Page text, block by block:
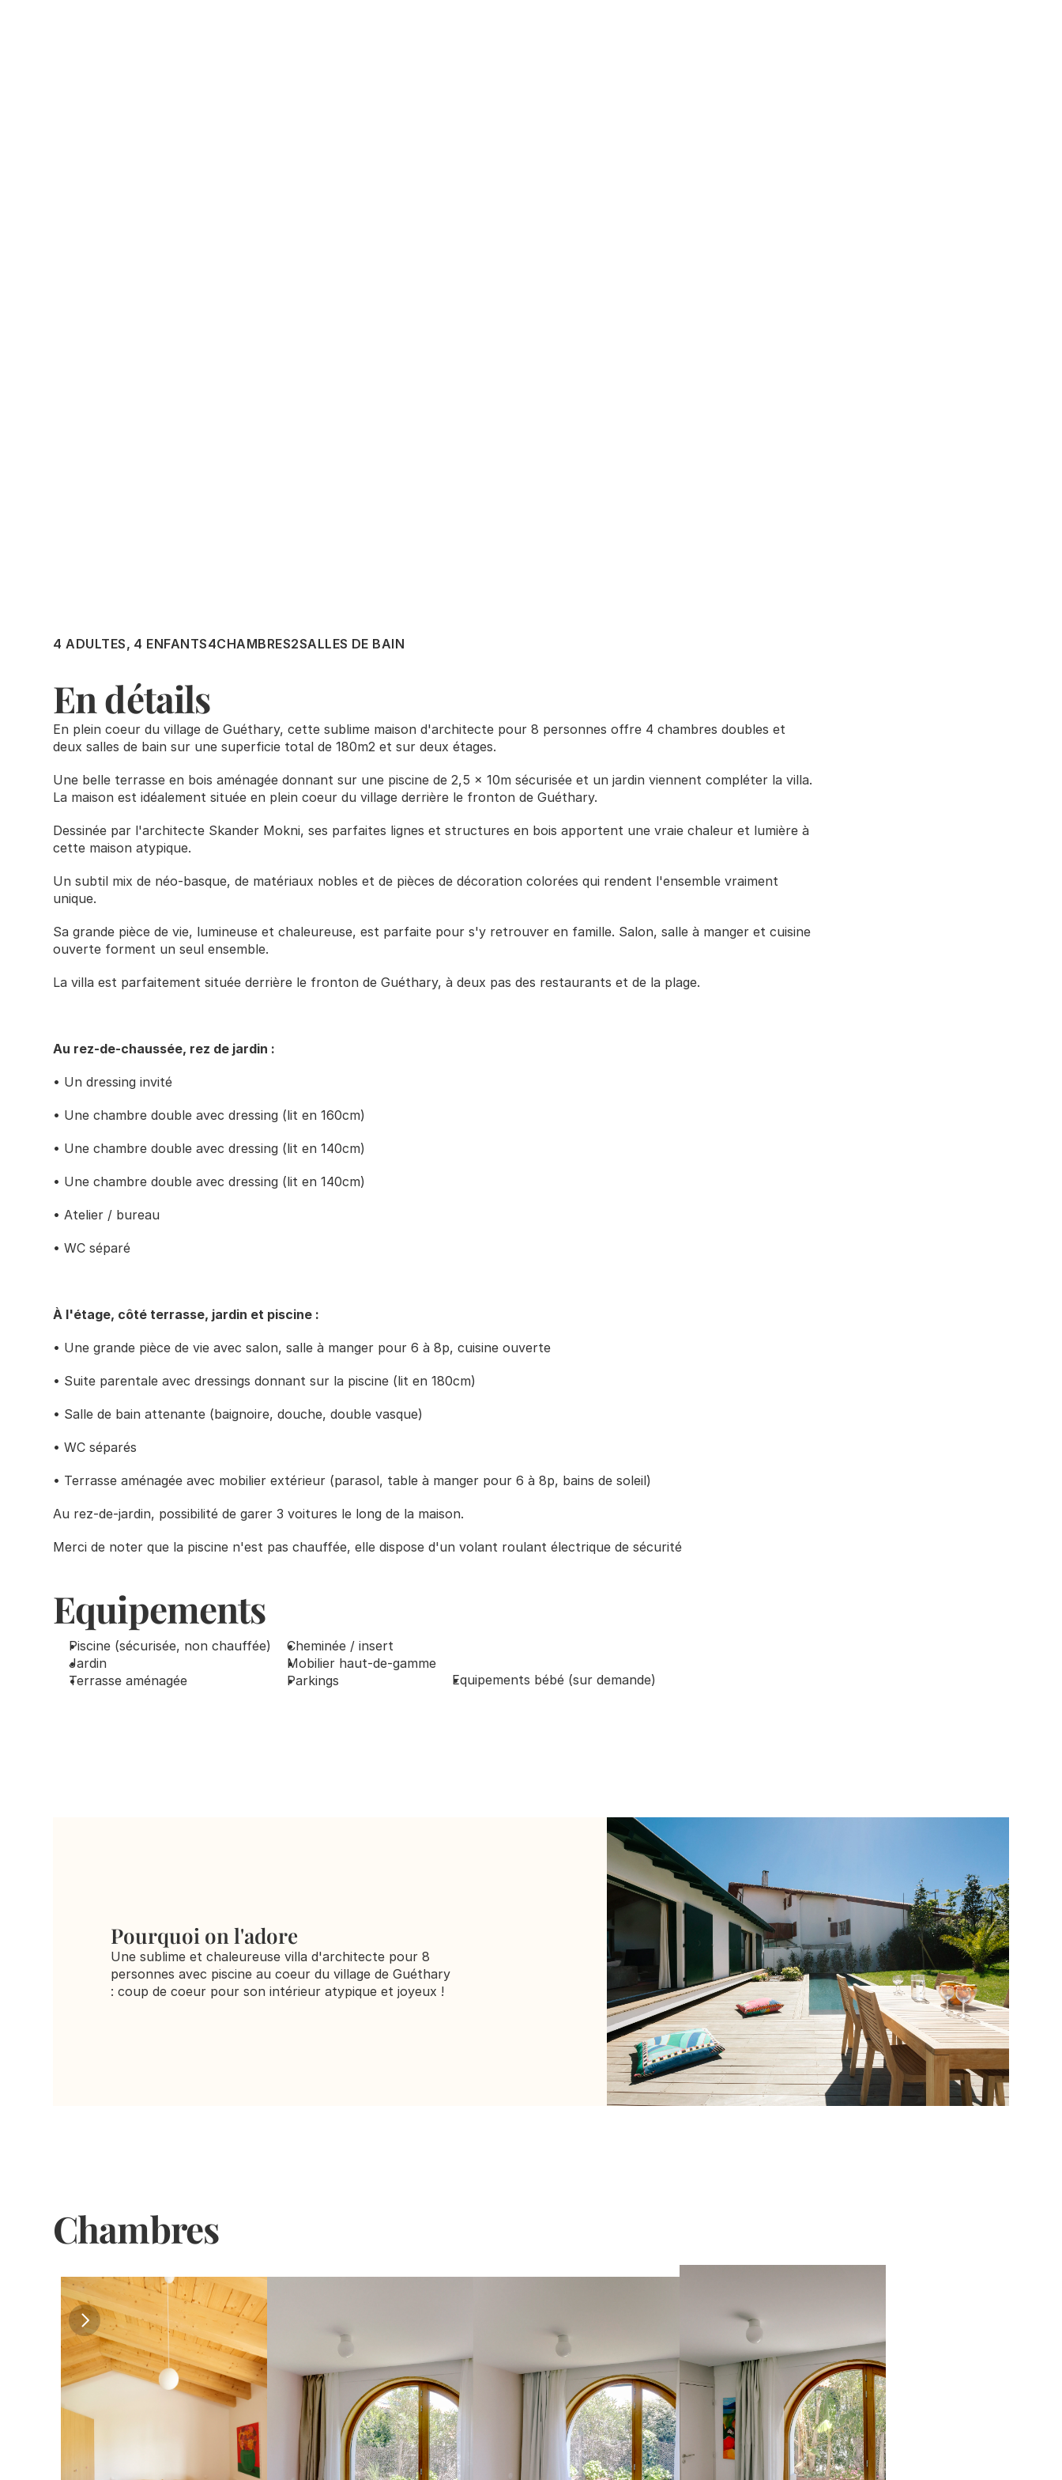
4 ADULTES, 4 ENFANTS4CHAMBRES2SALLES DE BAIN
En détails
En plein coeur du village de Guéthary, cette sublime maison d'architecte pour 8 personnes offre 4 chambres doubles et
deux salles de bain sur une superficie total de 180m2 et sur deux étages.
Une belle terrasse en bois aménagée donnant sur une piscine de 2,5 x 10m sécurisée et un jardin viennent compléter la villa.
La maison est idéalement située en plein coeur du village derrière le fronton de Guéthary.
Dessinée par l'architecte Skander Mokni, ses parfaites lignes et structures en bois apportent une vraie chaleur et lumière à
cette maison atypique.
Un subtil mix de néo-basque, de matériaux nobles et de pièces de décoration colorées qui rendent l'ensemble vraiment
unique.
Sa grande pièce de vie, lumineuse et chaleureuse, est parfaite pour s'y retrouver en famille. Salon, salle à manger et cuisine
ouverte forment un seul ensemble.
La villa est parfaitement située derrière le fronton de Guéthary, à deux pas des restaurants et de la plage.
Au rez-de-chaussée, rez de jardin :
• Un dressing invité
• Une chambre double avec dressing (lit en 160cm)
• Une chambre double avec dressing (lit en 140cm)
• Une chambre double avec dressing (lit en 140cm)
• Atelier / bureau
• WC séparé
À l'étage, côté terrasse, jardin et piscine :
• Une grande pièce de vie avec salon, salle à manger pour 6 à 8p, cuisine ouverte
• Suite parentale avec dressings donnant sur la piscine (lit en 180cm)
• Salle de bain attenante (baignoire, douche, double vasque)
• WC séparés
• Terrasse aménagée avec mobilier extérieur (parasol, table à manger pour 6 à 8p, bains de soleil)
Au rez-de-jardin, possibilité de garer 3 voitures le long de la maison.
Merci de noter que la piscine n'est pas chauffée, elle dispose d'un volant roulant électrique de sécurité
Equipements
Piscine (sécurisée, non chauffée)
Jardin
Terrasse aménagée
Cheminée / insert
Mobilier haut-de-gamme
Parkings
Equipements bébé (sur demande)
Pourquoi on l'adore
Une sublime et chaleureuse villa d'architecte pour 8
personnes avec piscine au coeur du village de Guéthary
: coup de coeur pour son intérieur atypique et joyeux !
Chambres